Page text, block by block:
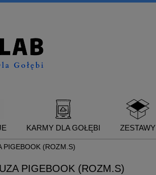
KARMY DLA GOŁĘBI ZESTAWY
PIGEBOOK (ROZM.S)
PIGEBOOK (ROZM.S)